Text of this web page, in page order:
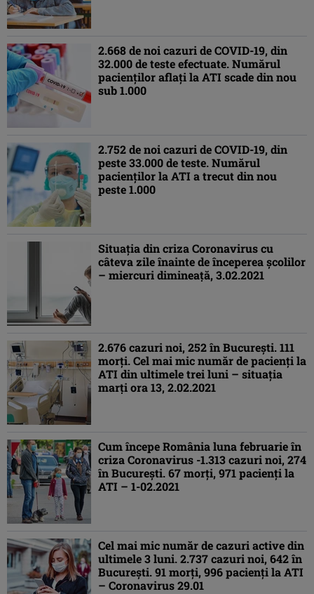
2.668 de noi cazuri de COVID-19, din
32.000 de teste efectuate. Numărul
pacienţilor aflaţi la ATI scade din nou
sub 1.000
2.752 de noi cazuri de COVID-19, din
peste 33.000 de teste. Numărul
pacienţilor la ATI a trecut din nou
peste 1.000
Situaţia din criza Coronavirus cu
câteva zile înainte de începerea şcolilor
– miercuri dimineaţă, 3.02.2021
2.676 cazuri noi, 252 în Bucureşti. 111
morţi. Cel mai mic număr de pacienţi la
ATI din ultimele trei luni – situaţia
marţi ora 13, 2.02.2021
Cum începe România luna februarie în
criza Coronavirus -1.313 cazuri noi, 274
în Bucureşti. 67 morţi, 971 pacienţi la
ATI – 1-02.2021
Cel mai mic număr de cazuri active din
ultimele 3 luni. 2.737 cazuri noi, 642 în
Bucureşti. 91 morţi, 996 pacienţi la ATI
– Coronavirus 29.01